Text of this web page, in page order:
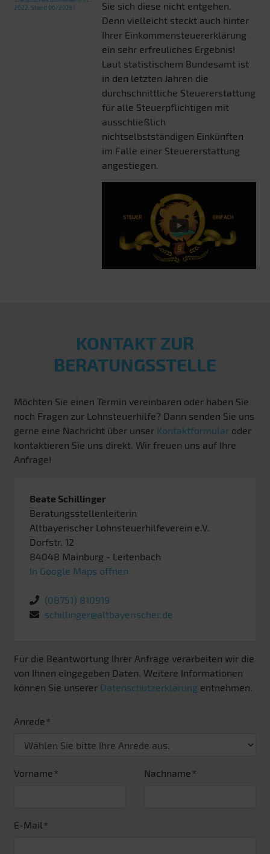
2022, Stand 06/2026)
Sie sich diese nicht entgehen.
Denn vielleicht steckt auch hinter
Ihrer Einkommensteuererklärung
ein sehr erfreuliches Ergebnis!
Laut statistischem Bundesamt ist
in den letzten Jahren die
durchschnittliche Steuererstattung
für alle Steuerpflichtigen mit
ausschließlich
nichtselbstständigen Einkünften
im Falle einer Steuererstattung
angestiegen.
KONTAKT ZUR
BERATUNGSSTELLE
Möchten Sie einen Termin vereinbaren oder haben Sie
noch Fragen zur Lohnsteuerhilfe? Dann senden Sie uns
gerne eine Nachricht über unser Kontaktformular oder
kontaktieren Sie uns direkt. Wir freuen uns auf Ihre
Anfrage!
Beate Schillinger
Beratungsstellenleiterin
Altbayerischer Lohnsteuerhilfeverein e.V.
Dorfstr. 12
84048 Mainburg - Leitenbach
In Google Maps öffnen
(08751) 810919
schillinger@altbayerischer.de
Für die Beantwortung Ihrer Anfrage verarbeiten wir die
von Ihnen eingegeben Daten. Weitere Informationen
können Sie unserer Datenschutzerklärung entnehmen.
Anrede
Vorname Nachname
E-Mail